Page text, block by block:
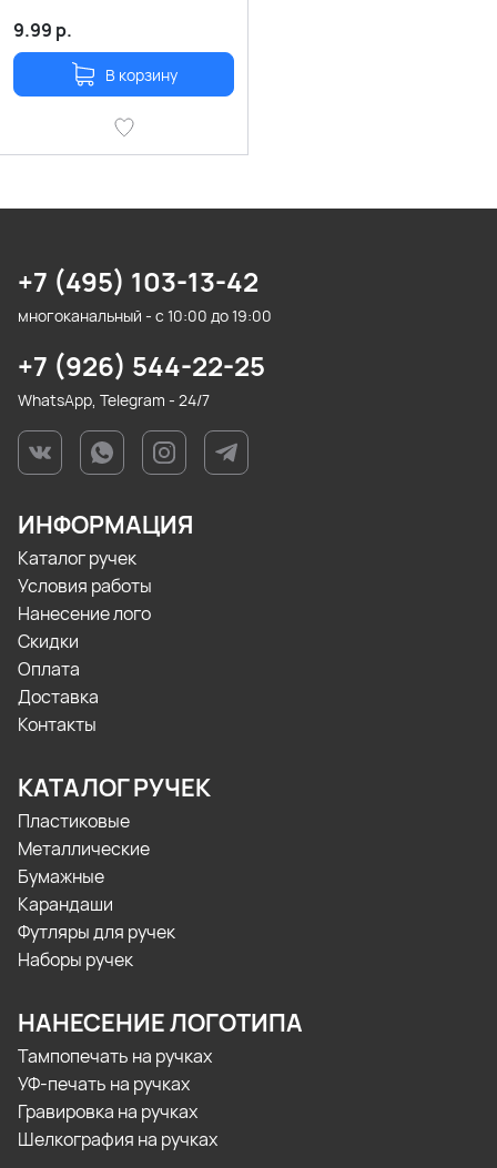
9.99 р.
В корзину
+7 (495) 103-13-42
многоканальный - с 10:00 до 19:00
+7 (926) 544-22-25
WhatsApp, Telegram - 24/7
ИНФОРМАЦИЯ
Каталог ручек
Условия работы
Нанесение лого
Скидки
Оплата
Доставка
Контакты
КАТАЛОГ РУЧЕК
Пластиковые
Металлические
Бумажные
Карандаши
Футляры для ручек
Наборы ручек
НАНЕСЕНИЕ ЛОГОТИПА
Тампопечать на ручках
УФ-печать на ручках
Гравировка на ручках
Шелкография на ручках